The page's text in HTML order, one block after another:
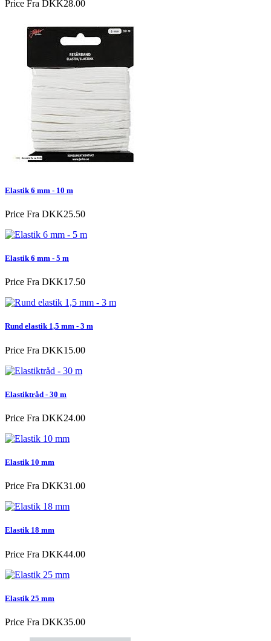
Price Fra DKK28.00
Elastik 6 mm - 10 m
Price Fra DKK25.50
Elastik 6 mm - 5 m
Price Fra DKK17.50
Rund elastik 1,5 mm - 3 m
Price Fra DKK15.00
Elastiktråd - 30 m
Price Fra DKK24.00
Elastik 10 mm
Price Fra DKK31.00
Elastik 18 mm
Price Fra DKK44.00
Elastik 25 mm
Price Fra DKK35.00